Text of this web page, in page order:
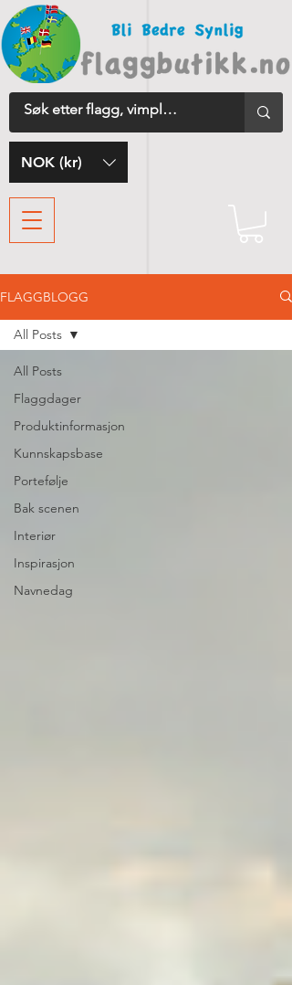
NOK (kr)
FLAGGBLOGG
All Posts
Flaggdager
Produktinformasjon
Kunnskapsbase
Portefølje
Bak scenen
Interiør
Inspirasjon
Navnedag
All Posts